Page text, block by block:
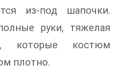
из-под шапочки.
руки, тяжелая
которые костюм
плотно.